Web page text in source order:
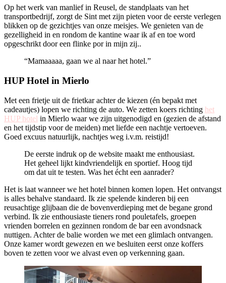
Op het werk van manlief in Reusel, de standplaats van het
transportbedrijf, zorgt de Sint met zijn pieten voor de eerste verlegen
blikken op de gezichtjes van onze meisjes. We genieten van de
gezelligheid in en rondom de kantine waar ik af en toe word
opgeschrikt door een flinke por in mijn zij..
“Mamaaaaa, gaan we al naar het hotel.”
HUP Hotel in Mierlo
Met een frietje uit de frietkar achter de kiezen (én bepakt met
cadeautjes) lopen we richting de auto. We zetten koers richting het
HUP hotel in Mierlo waar we zijn uitgenodigd en (gezien de afstand
en het tijdstip voor de meiden) met liefde een nachtje vertoeven.
Goed excuus natuurlijk, nachtjes weg i.v.m. reistijd!
De eerste indruk op de website maakt me enthousiast.
Het geheel lijkt kindvriendelijk en sportief. Hoog tijd
om dat uit te testen. Was het écht een aanrader?
Het is laat wanneer we het hotel binnen komen lopen. Het ontvangst
is alles behalve standaard. Ik zie spelende kinderen bij een
reusachtige glijbaan die de bovenverdieping met de begane grond
verbind. Ik zie enthousiaste tieners rond pouletafels, groepen
vrienden borrelen en gezinnen rondom de bar een avondsnack
nuttigen. Achter de balie worden we met een glimlach ontvangen.
Onze kamer wordt gewezen en we besluiten eerst onze koffers
boven te zetten voor we alvast even op verkenning gaan.